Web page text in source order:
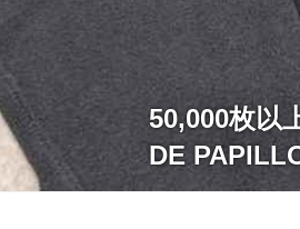
50,000枚以
DE